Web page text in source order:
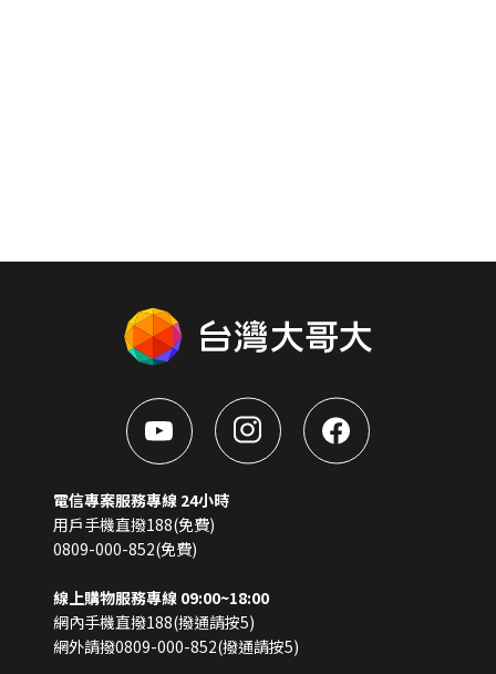
電信專案服務專線 24小時
用戶手機直撥188(免費)
0809-000-852(免費)
線上購物服務專線 09:00~18:00
網內手機直撥188(撥通請按5)
網外請撥0809-000-852(撥通請按5)